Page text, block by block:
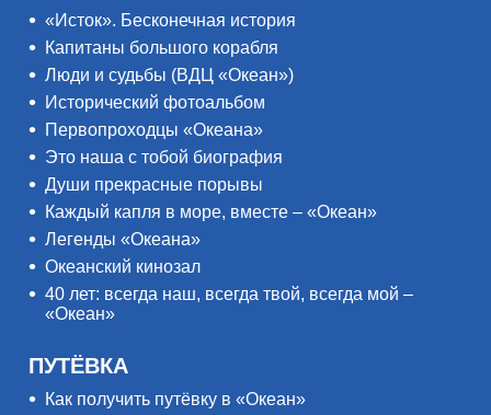
«Исток». Бесконечная история
Капитаны большого корабля
Люди и судьбы (ВДЦ «Океан»)
Исторический фотоальбом
Первопроходцы «Океана»
Это наша с тобой биография
Души прекрасные порывы
Каждый капля в море, вместе – «Океан»
Легенды «Океана»
Океанский кинозал
40 лет: всегда наш, всегда твой, всегда мой –
«Океан»
ПУТЁВКА
Как получить путёвку в «Океан»